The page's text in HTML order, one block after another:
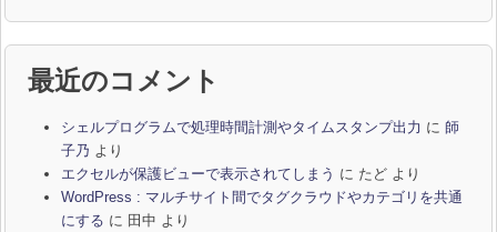
最近のコメント
シェルプログラムで処理時間計測やタイムスタンプ出力 に 師
子乃 より
エクセルが保護ビューで表示されてしまう に たどより
WordPress : マルチサイト間でタグクラウドやカテゴリを共通
にする に 田中 より